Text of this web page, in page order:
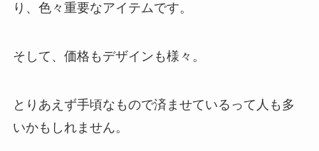
り、色々重要なアイテムです。
そして、価格もデザインも様々。
とりあえず手頃なもので済ませているって人も多
いかもしれません。